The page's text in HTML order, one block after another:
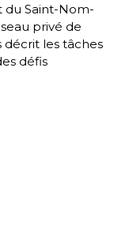
du Saint-Nom-
privé de
décrit les tâches
défis